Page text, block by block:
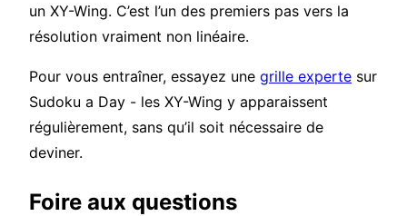
un XY-Wing. C’est l’un des premiers pas vers la
résolution vraiment non linéaire.
Pour vous entraîner, essayez une grille experte sur
Sudoku a Day - les XY-Wing y apparaissent
régulièrement, sans qu’il soit nécessaire de
deviner.
Foire aux questions